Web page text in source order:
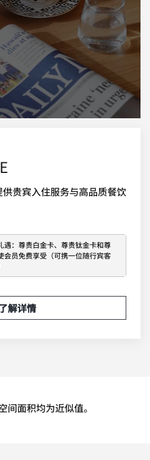
贵宾入住服务与高品质餐饮
遇：尊贵白金卡、尊贵钛金卡和尊
会员免费享受（可携一位随行宾客
解详情
间面积均为近似值。